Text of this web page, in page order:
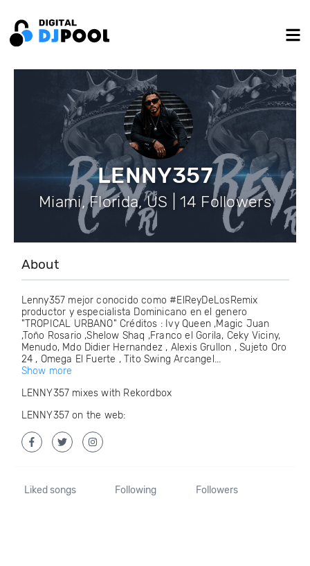
LENNY357
Miami, Florida, US | 14 Followers
About
Lenny357 mejor conocido como #ElReyDeLosRemix
productor y especialista Dominicano en el genero
"TROPICAL URBANO" Créditos : Ivy Queen ,Magic Juan
,Toño Rosario ,Shelow Shaq ,Franco el Gorila, Ceky Viciny,
Menudo, Mdo Didier Hernandez , Alexis Grullon , Sujeto Oro
24 , Omega El Fuerte , Tito Swing Arcangel...
Show more
LENNY357 mixes with Rekordbox
LENNY357 on the web:
Liked songs Following Followers